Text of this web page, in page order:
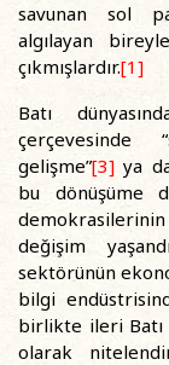
savunan sol
algılayan
çıkmışlardır.[1]
Batı
çerçevesinde
gelişme”[3] ya
bu dönüşüme
değişim
sektörünün
bilgi
birlikte ileri Batı
olarak